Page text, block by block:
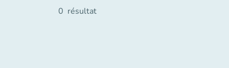
0 résultat